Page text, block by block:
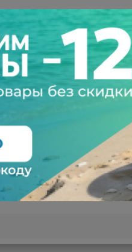
Оплата после осмотра